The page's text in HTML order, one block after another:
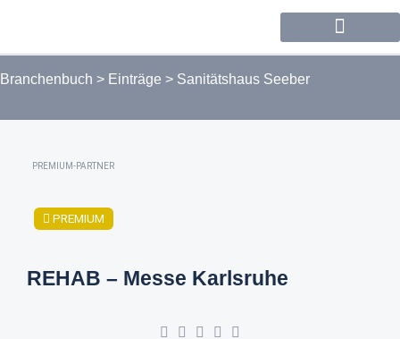
Branchenbuch > Einträge > Sanitätshaus Seeber
PREMIUM-PARTNER
PREMIUM
REHAB – Messe Karlsruhe